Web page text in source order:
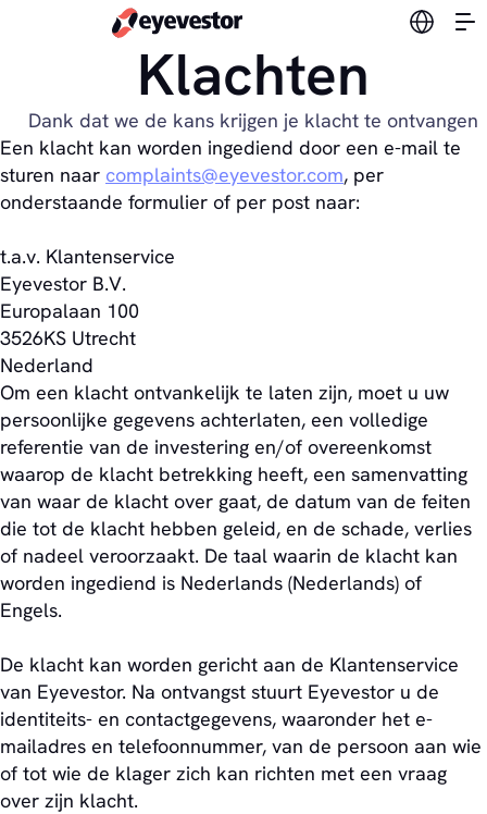
Klachten
Dank dat we de kans krijgen je klacht te ontvangen
Een klacht kan worden ingediend door een e-mail te
sturen naar complaints@eyevestor.com, per
onderstaande formulier of per post naar:
t.a.v. Klantenservice
Eyevestor B.V.
Europalaan 100
3526KS Utrecht
Nederland
Om een ​​klacht ontvankelijk te laten zijn, moet u uw
persoonlijke gegevens achterlaten, een volledige
referentie van de investering en/of overeenkomst
waarop de klacht betrekking heeft, een samenvatting
van waar de klacht over gaat, de datum van de feiten
die tot de klacht hebben geleid, en de schade, verlies
of nadeel veroorzaakt. De taal waarin de klacht kan
worden ingediend is Nederlands (Nederlands) of
Engels.
De klacht kan worden gericht aan de Klantenservice
van Eyevestor. Na ontvangst stuurt Eyevestor u de
identiteits- en contactgegevens, waaronder het e-
mailadres en telefoonnummer, van de persoon aan wie
of tot wie de klager zich kan richten met een vraag
over zijn klacht.